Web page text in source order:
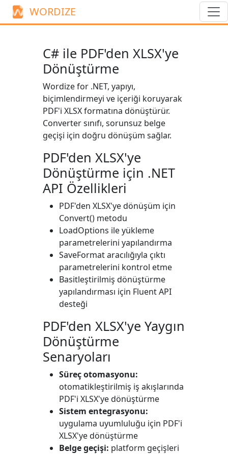
WORDIZE
C# ile PDF'den XLSX'ye
Dönüştürme
Wordize for .NET, yapıyı,
biçimlendirmeyi ve içeriği koruyarak
PDF'i XLSX formatına dönüştürür.
Convertersınıfı, sorunsuz belge
geçişi için doğru dönüşüm sağlar.
PDF'den XLSX'ye
Dönüştürme için .NET
API Özellikleri
PDF'den XLSX'ye dönüşüm için
Convert() metodu
LoadOptions ile yükleme
parametrelerini yapılandırma
SaveFormataracılığıyla çıktı
parametrelerini kontrol etme
Basitleştirilmiş dönüştürme
yapılandırması için Fluent API
desteği
PDF'den XLSX'ye Yaygın
Dönüştürme
Senaryoları
Süreç otomasyonu:
otomatikleştirilmiş iş akışlarında
PDF'i XLSX'ye dönüştürme
Sistem entegrasyonu:
uygulama uyumluluğu için PDF'i
XLSX'ye dönüştürme
Belge geçişi: platform geçişleri